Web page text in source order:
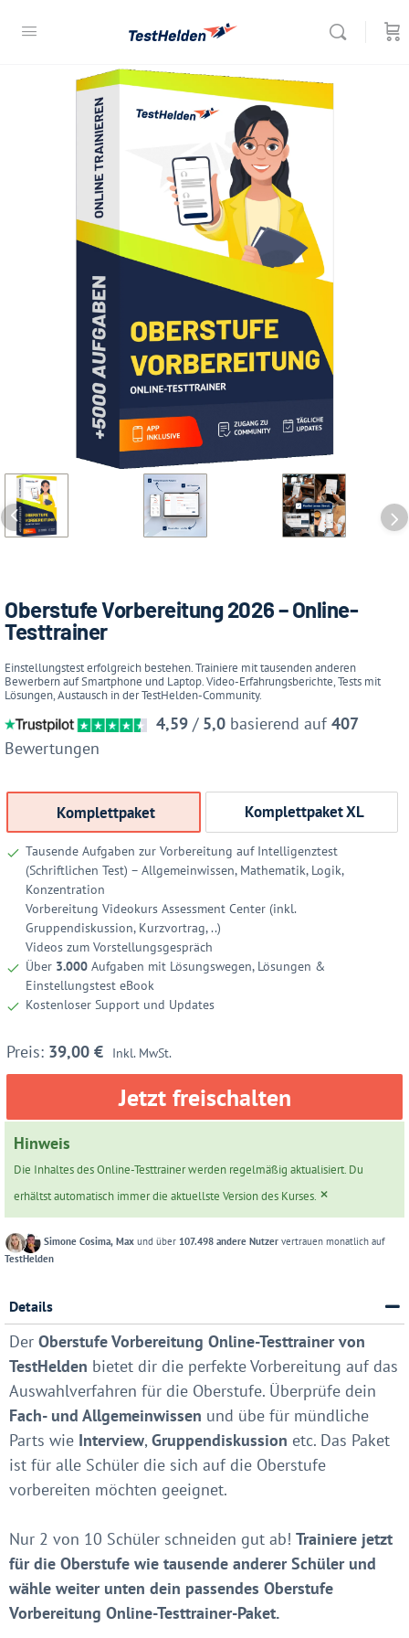
Oberstufe Vorbereitung 2026 – Online-
Testtrainer
Einstellungstest erfolgreich bestehen. Trainiere mit tausenden anderen
Bewerbern auf Smartphone und Laptop. Video-Erfahrungsberichte, Tests mit
Lösungen, Austausch in der TestHelden-Community.
4,59 / 5,0 basierend auf 407
Bewertungen
Komplettpaket Komplettpaket XL
Tausende Aufgaben zur Vorbereitung auf Intelligenztest
(Schriftlichen Test) – Allgemeinwissen, Mathematik, Logik,
Konzentration
Vorbereitung Videokurs Assessment Center (inkl.
Gruppendiskussion, Kurzvortrag, ..)
Videos zum Vorstellungsgespräch
Über 3.000 Aufgaben mit Lösungswegen, Lösungen &
Einstellungstest eBook
Kostenloser Support und Updates
39,00 € Inkl. MwSt.
Jetzt freischalten
Hinweis
Die Inhaltes des Online-Testtrainer werden regelmäßig aktualisiert. Du
erhältst automatisch immer die aktuellste Version des Kurses. ×
Simone Cosima, Max und über 107.498 andere Nutzer vertrauen monatlich auf
TestHelden
Details
Der Oberstufe Vorbereitung Online-Testtrainer von
TestHelden bietet dir die perfekte Vorbereitung auf das
Auswahlverfahren für die Oberstufe. Überprüfe dein
Fach- und Allgemeinwissen und übe für mündliche
Parts wie Interview, Gruppendiskussion etc. Das Paket
ist für alle Schüler die sich auf die Oberstufe
vorbereiten möchten geeignet.
Nur 2 von 10 Schüler schneiden gut ab! Trainiere jetzt
für die Oberstufe wie tausende anderer Schüler und
wähle weiter unten dein passendes Oberstufe
Vorbereitung Online-Testtrainer-Paket.